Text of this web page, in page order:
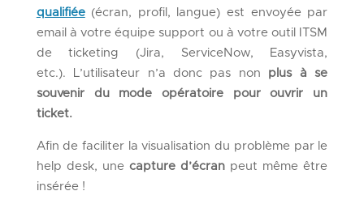
qualifiée(écran, profil, langue) est envoyée par
email à votre équipe support ou à votre outil ITSM
de ticketing (Jira, ServiceNow, Easyvista,
etc.). L’utilisateur n’a donc pas non plus à se
souvenir du mode opératoire pour ouvrir un
ticket.
Afin de faciliter la visualisation du problème par le
help desk, une capture d’écran peut même être
insérée !